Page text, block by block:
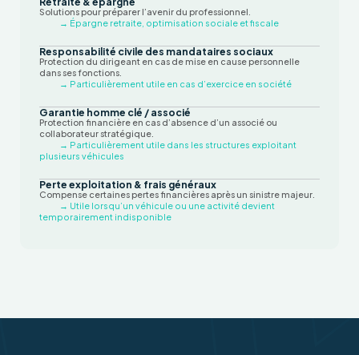
Solutions pour préparer l’avenir du professionnel.
→ Épargne retraite, optimisation sociale et fiscale
Responsabilité civile des mandataires sociaux
Protection du dirigeant en cas de mise en cause personnelle
dans ses fonctions.
→ Particulièrement utile en cas d’exercice en société
Garantie homme clé / associé
Protection financière en cas d’absence d’un associé ou
collaborateur stratégique.
→ Particulièrement utile dans les structures exploitant
plusieurs véhicules
Perte exploitation & frais généraux
Compense certaines pertes financières après un sinistre majeur.
→ Utile lorsqu’un véhicule ou une activité devient
temporairement indisponible